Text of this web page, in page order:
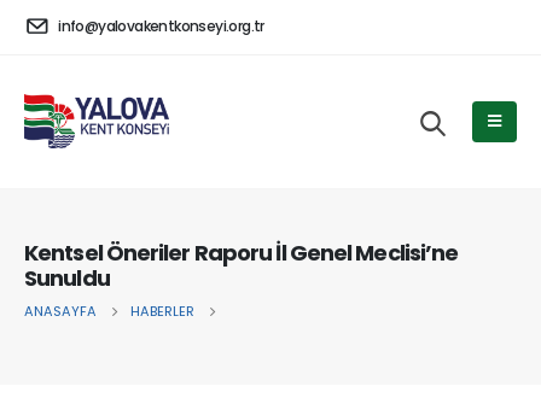
info@yalovakentkonseyi.org.tr
Kentsel Öneriler Raporu İl Genel Meclisi’ne
Sunuldu
ANASAYFA HABERLER